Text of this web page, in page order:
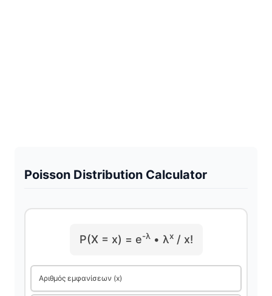
Poisson Distribution Calculator
P(X = x) = e-λ• λx/ x!
Αριθμός εμφανίσεων (x)